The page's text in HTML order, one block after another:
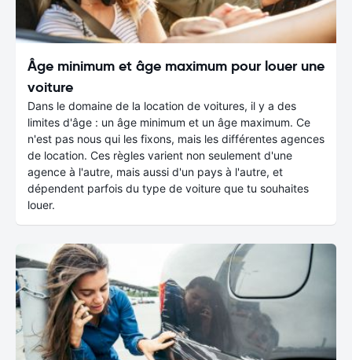
Âge minimum et âge maximum pour louer une
voiture
Dans le domaine de la location de voitures, il y a des
limites d'âge : un âge minimum et un âge maximum. Ce
n'est pas nous qui les fixons, mais les différentes agences
de location. Ces règles varient non seulement d'une
agence à l'autre, mais aussi d'un pays à l'autre, et
dépendent parfois du type de voiture que tu souhaites
louer.